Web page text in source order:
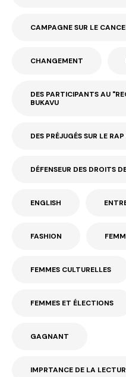
CAMPAGNE SUR LE
CHANGEMENT
DES PARTICIPANTS AU
BUKAVU
DES PRÉJUGÉS SUR LE
DÉFENSEUR DES DROITS
ENGLISH
FASHION
FEMMES CULTURELLES
FEMMES ET ÉLECTIONS
GAGNANT
IMPRTANCE DE LA